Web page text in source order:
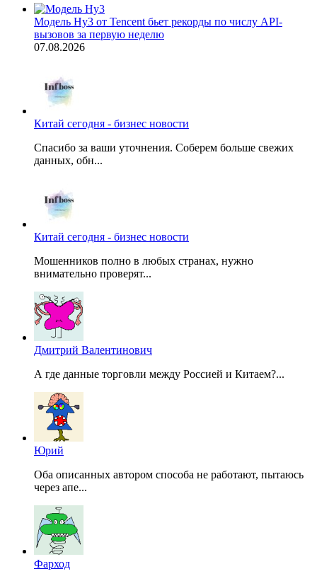
Модель Hy3 от Tencent бьет рекорды по числу API-
вызовов за первую неделю
07.08.2026
Китай сегодня - бизнес новости
Спасибо за ваши уточнения. Соберем больше свежих
данных, обн...
Китай сегодня - бизнес новости
Мошенников полно в любых странах, нужно
внимательно проверят...
Дмитрий Валентинович
А где данные торговли между Россией и Китаем?...
Юрий
Оба описанных автором способа не работают, пытаюсь
через апе...
Фарход